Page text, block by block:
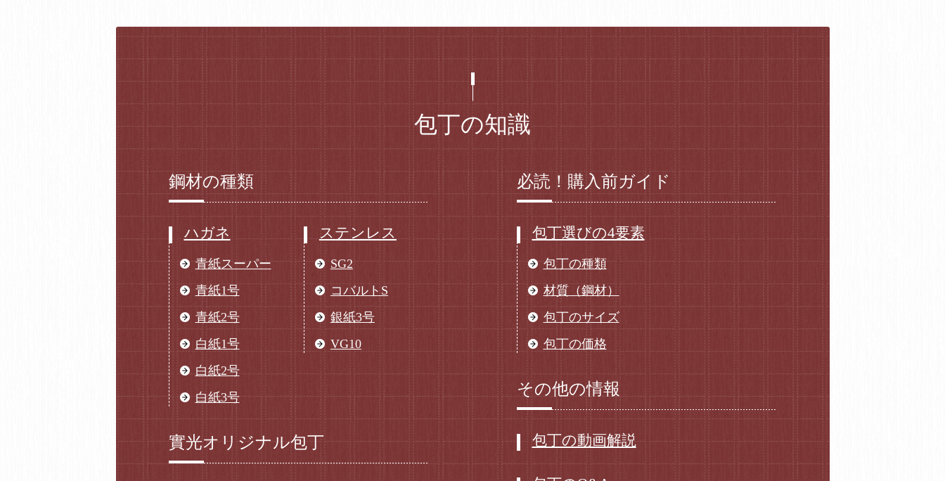
包丁の知識
鋼材の種類
ハガネ
青紙スーパー
青紙1号
青紙2号
白紙1号
白紙2号
白紙3号
ステンレス
SG2
コバルトS
銀紙3号
VG10
實光オリジナル包丁
必読！購入前ガイド
包丁選びの4要素
包丁の種類
材質（鋼材）
包丁のサイズ
包丁の価格
その他の情報
包丁の動画解説